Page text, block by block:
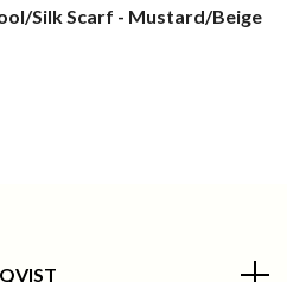
Silk Scarf - Mustard/Beige